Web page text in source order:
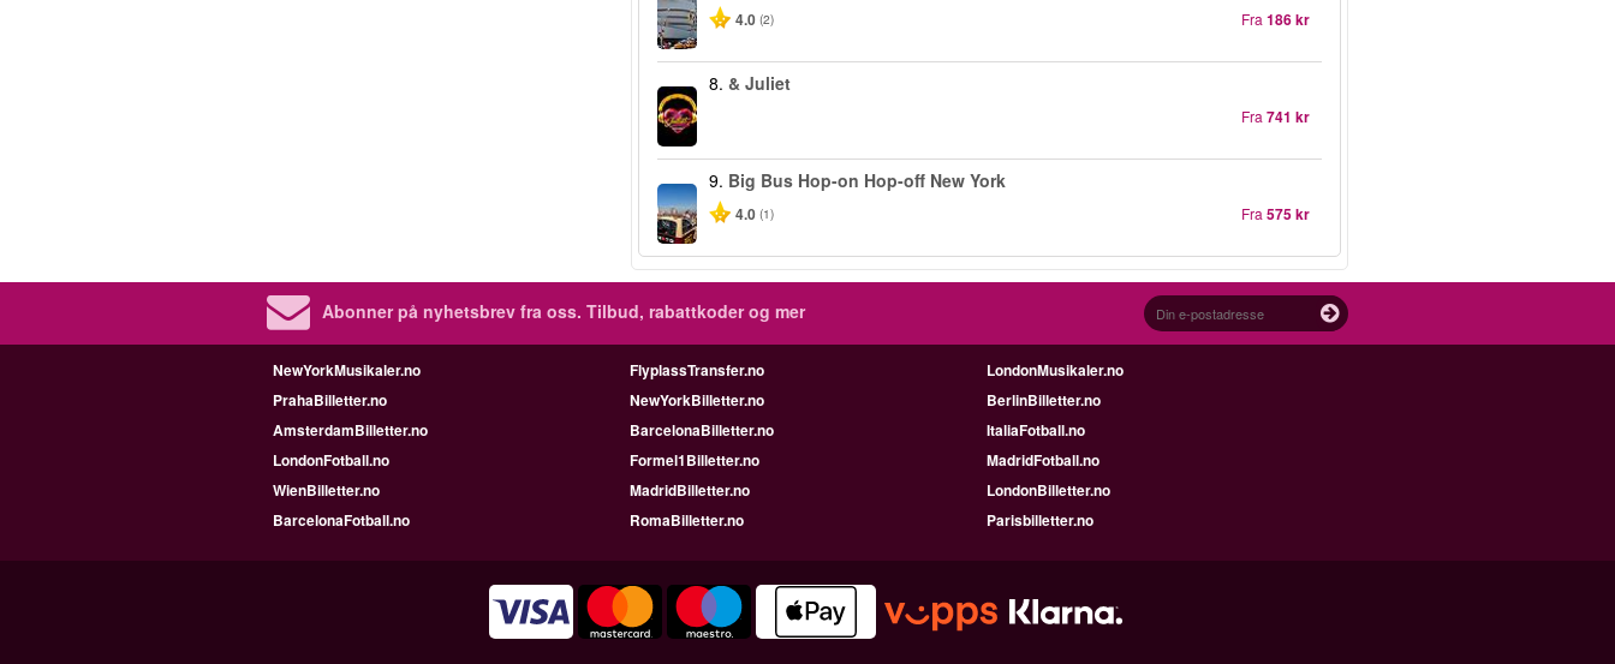
4.0 (2) Fra 186 kr
8.& Juliet
Fra 741 kr
9. Big Bus Hop-on Hop-off New York
4.0 (1) Fra 575 kr
Abonner på nyhetsbrev fra oss. Tilbud, rabattkoder og mer
NewYorkMusikaler.no FlyplassTransfer.no
LondonMusikaler.no
PrahaBilletter.no
NewYorkBilletter.no
BerlinBilletter.no
AmsterdamBilletter.no
BarcelonaBilletter.no
ItaliaFotball.no
LondonFotball.no
Formel1Billetter.no
MadridFotball.no
WienBilletter.no
MadridBilletter.no
LondonBilletter.no
BarcelonaFotball.no
RomaBilletter.no Parisbilletter.no